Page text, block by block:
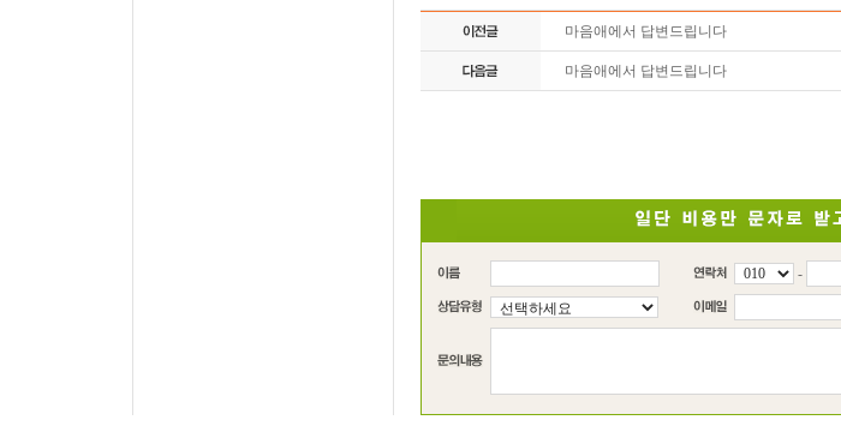
마음애에서 답변드립니다
마음애에서 답변드립니다
-